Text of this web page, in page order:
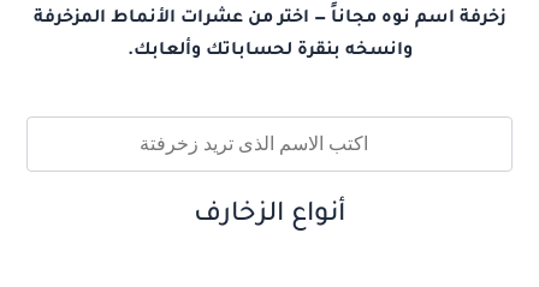
زخرفة اسم نوه مجاناً — اختر من عشرات الأنماط المزخرفة
وانسخه بنقرة لحساباتك وألعابك.
أنواع الزخارف